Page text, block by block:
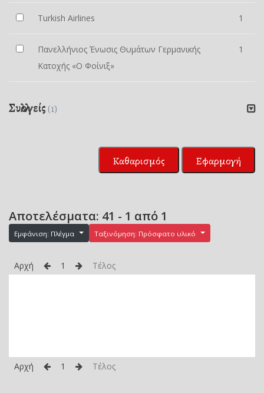
Turkish Airlines 1
Πανελλήνιος Ένωσις Θυµάτων Γερµανικής
Κατοχής «Ο Φοίνιξ»
1
Συλλογείς (1)
Καθαρισμός Εφαρμογή
Αποτελέσματα: 41 - 1 από 1
Εμφάνιση: Πλέγμα Ταξινόμηση: Πρόσφατο υλικό
Αρχή 1 Τέλος
Αρχή 1 Τέλος